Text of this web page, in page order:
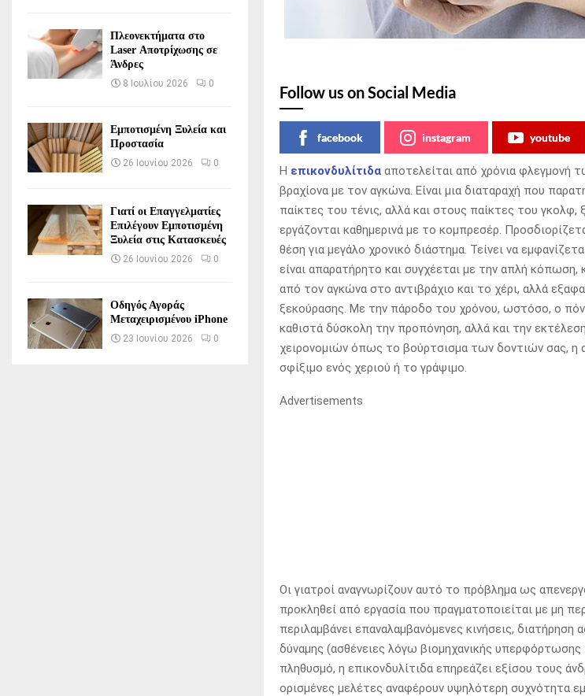
Follow us on Social Media
facebook instagram youtube
Η επικονδυλίτιδα αποτελείται από χρόνια φλεγμονή
βραχίονα με τον αγκώνα. Είναι μια διαταραχή που
παίκτες του τένις, αλλά και στους παίκτες του γκολφ,
εργάζονται καθημερινά με το κομπρεσέρ.
θέση για μεγάλο χρονικό διάστημα. Τείνει να
είναι απαρατήρητο και συγχέεται με την απλή κόπωση,
από τον αγκώνα στο αντιβράχιο και το χέρι, αλλά
ξεκούρασης. Με την πάροδο του χρόνου, ωστόσο, ο
καθιστά δύσκολη την προπόνηση, αλλά και την
χειρονομιών όπως το βούρτσισμα των δοντιών σας, η
σφίξιμο ενός χεριού ή το γράψιμο.
Advertisements
Οι γιατροί αναγνωρίζουν αυτό το πρόβλημα ως
προκληθεί από εργασία που πραγματοποιείται με μη
περιλαμβάνει επαναλαμβανόμενες κινήσεις,
δύναμης (ασθένειες λόγω βιομηχανικής
πληθυσμό, η επικονδυλίτιδα επηρεάζει εξίσου τους
ορισμένες μελέτες αναφέρουν υψηλότερη συχνότητα
Πλεονεκτήματα στο
Laser Αποτρίχωσης σε
Άνδρες
8 Ιουλίου 2026 0
Εμποτισμένη Ξυλεία και
Προστασία
26 Ιουνίου 2026 0
Γιατί οι Επαγγελματίες
Επιλέγουν Εμποτισμένη
Ξυλεία στις Κατασκευές
26 Ιουνίου 2026 0
Οδηγός Αγοράς
Μεταχειρισμένου iPhone
23 Ιουνίου 2026 0